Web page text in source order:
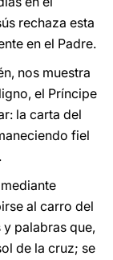
rechaza esta
en el Padre.
nos muestra
el Príncipe
la carta del
fiel
.
al carro del
palabras que,
de la cruz; se